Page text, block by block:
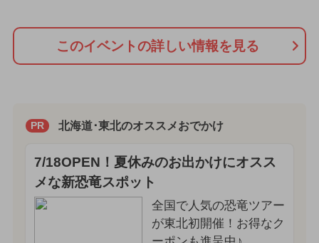
このイベントの詳しい情報を見る
PR 北海道･東北のオススメおでかけ
7/18OPEN！夏休みのお出かけにオスス
メな新恐竜スポット
全国で人気の恐竜ツアー
が東北初開催！お得なク